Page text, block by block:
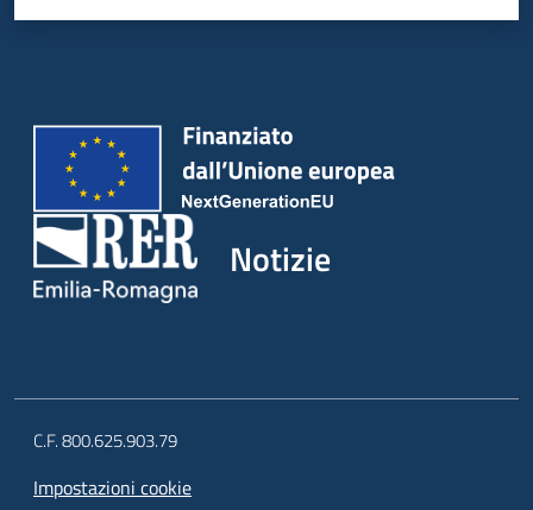
Notizie
C.F. 800.625.903.79
Impostazioni cookie